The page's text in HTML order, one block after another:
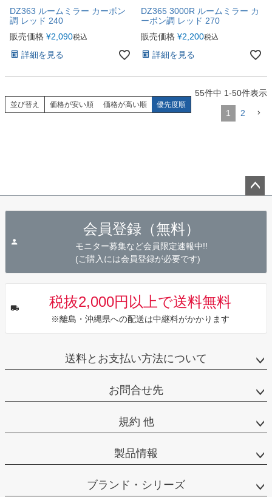
DZ363 ルームミラー カーボン
調 レッド 240
販売価格 ¥2,090税込
詳細を見る
DZ365 3000R ルームミラー カ
ーボン調 レッド 270
販売価格 ¥2,200税込
詳細を見る
並び替え 価格が安い順 価格が高い順 優先度順
55件中 1-50件表示
1 2
会員登録（無料）
モニター募集など会員限定速報中!!
(ご購入には会員登録が必要です)
税抜2,000円以上で送料無料
※離島・沖縄県への配送は中継料がかかります
送料とお支払い方法について
お問合せ先
規約 他
製品情報
ブランド・シリーズ